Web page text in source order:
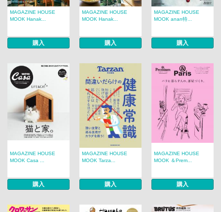
MAGAZINE HOUSE
MOOK Hanak...
購入
MAGAZINE HOUSE
MOOK Hanak...
購入
MAGAZINE HOUSE
MOOK anan特...
購入
MAGAZINE HOUSE
MOOK Casa ...
購入
MAGAZINE HOUSE
MOOK Tarza...
購入
MAGAZINE HOUSE
MOOK ＆Prem...
購入